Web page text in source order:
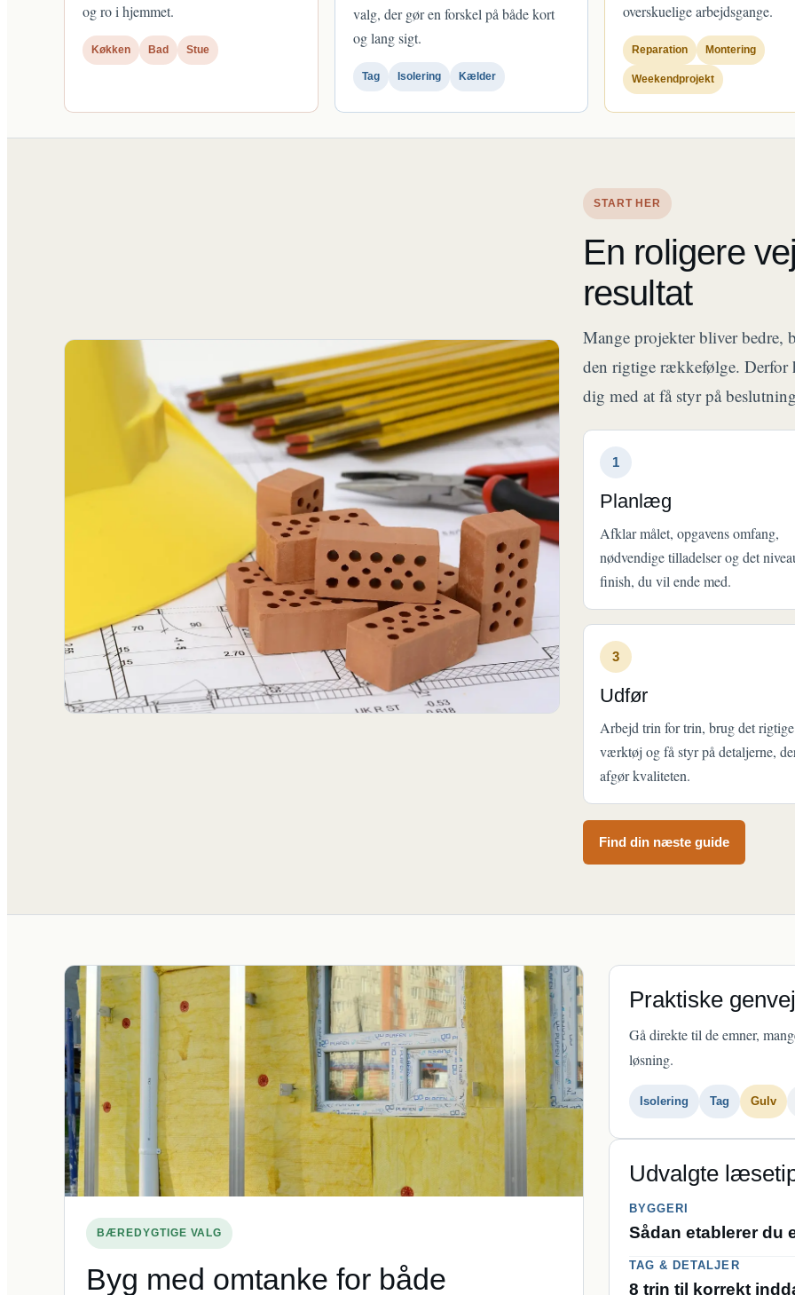
og ro i hjemmet.
Køkken Bad Stue
valg, der gør en forskel på både kort
og lang sigt.
Tag Isolering Kælder
overskuelige arbejdsgange.
Reparation Montering
Weekendprojekt
START HER
En roligere
resultat
Mange projekter bliver bedre,
den rigtige rækkefølge. Derfor
dig med at få styr på
1
Planlæg
Afklar målet, opgavens omfang,
nødvendige tilladelser og det
finish, du vil ende med.
3
Udfør
Arbejd trin for trin, brug det rigtige
værktøj og få styr på detaljerne,
afgør kvaliteten.
Find din næste guide
BÆREDYGTIGE VALG
Byg med omtanke for både
Praktiske
Gå direkte til de emner,
løsning.
Isolering Tag Gulv
Udvalgte
BYGGERI
Sådan etablerer
TAG & DETALJER
8 trin til korrekt